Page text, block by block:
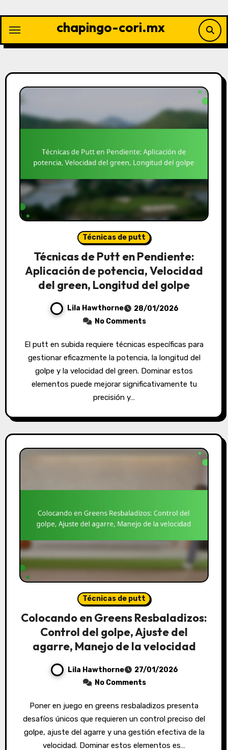
content
chapingo-cori.mx
Técnicas de putt
Técnicas de Putt en Pendiente:
Aplicación de potencia, Velocidad
del green, Longitud del golpe
Lila Hawthorne
28/01/2026
No Comments
El putt en subida requiere técnicas específicas para
gestionar eficazmente la potencia, la longitud del
golpe y la velocidad del green. Dominar estos
elementos puede mejorar significativamente tu
precisión y…
Técnicas de putt
Colocando en Greens Resbaladizos:
Control del golpe, Ajuste del
agarre, Manejo de la velocidad
Lila Hawthorne
27/01/2026
No Comments
Poner en juego en greens resbaladizos presenta
desafíos únicos que requieren un control preciso del
golpe, ajuste del agarre y una gestión efectiva de la
velocidad. Dominar estos elementos es…